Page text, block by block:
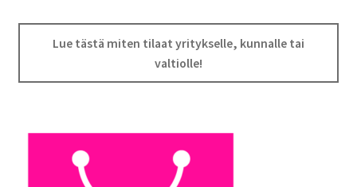
Lue tästä miten tilaat yritykselle, kunnalle tai
valtiolle!